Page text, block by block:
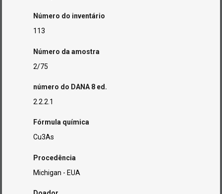
Número do inventário
113
Número da amostra
2/75
número do DANA 8 ed.
2.2.2.1
Fórmula química
Cu3As
Procedência
Michigan - EUA